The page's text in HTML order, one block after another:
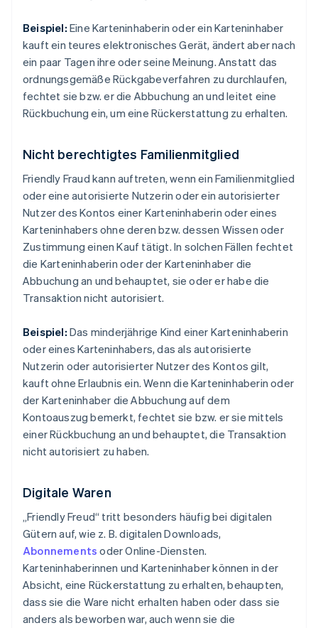
Beispiel: Eine Karteninhaberin oder ein Karteninhaber
kauft ein teures elektronisches Gerät, ändert aber nach
ein paar Tagen ihre oder seine Meinung. Anstatt das
ordnungsgemäße Rückgabeverfahren zu durchlaufen,
fechtet sie bzw. er die Abbuchung an und leitet eine
Rückbuchung ein, um eine Rückerstattung zu erhalten.
Nicht berechtigtes Familienmitglied
Friendly Fraud kann auftreten, wenn ein Familienmitglied
oder eine autorisierte Nutzerin oder ein autorisierter
Nutzer des Kontos einer Karteninhaberin oder eines
Karteninhabers ohne deren bzw. dessen Wissen oder
Zustimmung einen Kauf tätigt. In solchen Fällen fechtet
die Karteninhaberin oder der Karteninhaber die
Abbuchung an und behauptet, sie oder er habe die
Transaktion nicht autorisiert.
Beispiel: Das minderjährige Kind einer Karteninhaberin
oder eines Karteninhabers, das als autorisierte
Nutzerin oder autorisierter Nutzer des Kontos gilt,
kauft ohne Erlaubnis ein. Wenn die Karteninhaberin oder
der Karteninhaber die Abbuchung auf dem
Kontoauszug bemerkt, fechtet sie bzw. er sie mittels
einer Rückbuchung an und behauptet, die Transaktion
nicht autorisiert zu haben.
Digitale Waren
„Friendly Freud“ tritt besonders häufig bei digitalen
Gütern auf, wie z. B. digitalen Downloads,
Abonnements oder Online-Diensten.
Karteninhaberinnen und Karteninhaber können in der
Absicht, eine Rückerstattung zu erhalten, behaupten,
dass sie die Ware nicht erhalten haben oder dass sie
anders als beworben war, auch wenn sie die